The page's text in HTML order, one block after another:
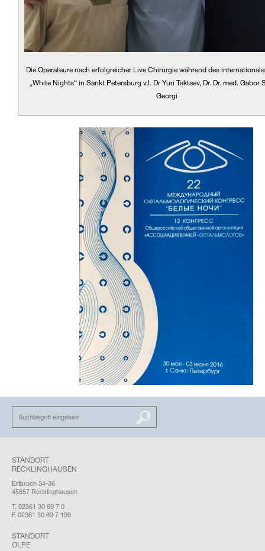
Die Operateure nach erfolgreicher Live Chirurgie während des
„White Nights“ in Sankt Petersburg v.l. Dr Yuri Taktaev, Dr. Dr. med. Gabor
Georgi
SUCHEN
STANDORT
RECKLINGHAUSEN
Erlbruch 34-36
45657 Recklinghausen
T. 02361 30 69 7 0
F. 02361 30 69 7 199
STANDORT
OLPE